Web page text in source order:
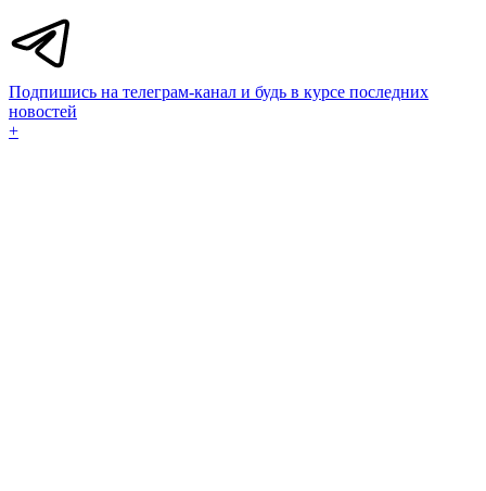
Подпишись на телеграм-канал и будь в курсе последних
новостей
+